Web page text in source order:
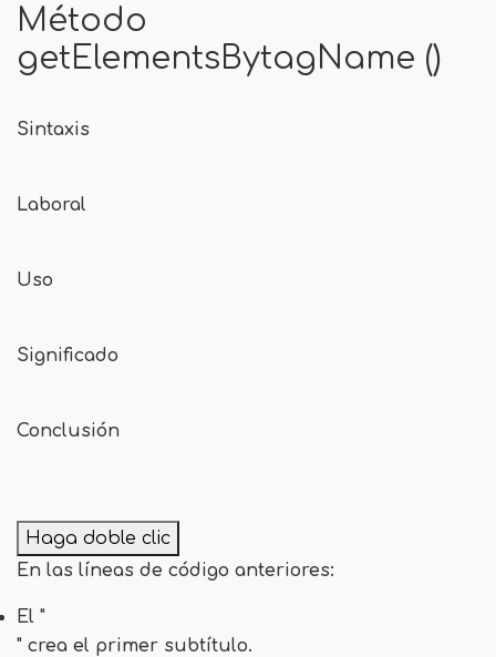
Método
getElementsBytagName ()
Sintaxis
Laboral
Uso
Significado
Conclusión
Haga doble clic
En las líneas de código anteriores:
El "
" crea el primer subtítulo.